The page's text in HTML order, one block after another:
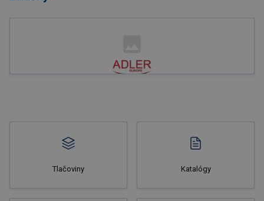
Tlačoviny Katalógy